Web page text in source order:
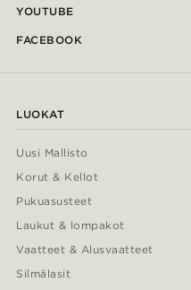
YOUTUBE
FACEBOOK
LUOKAT
Uusi Mallisto
Korut & Kellot
Pukuasusteet
Laukut & lompakot
Vaatteet & Alusvaatteet
Silmälasit